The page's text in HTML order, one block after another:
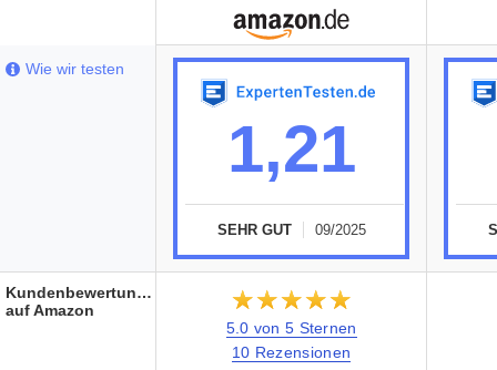
1,21
SEHR GUT 09/2025
★★★★★
☆☆☆☆☆
5.0 von 5 Sternen
10 Rezensionen
Wie wir testen
Kundenbewertungen
auf Amazon